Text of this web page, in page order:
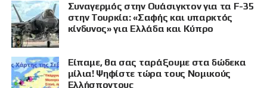
Συναγερμός στην Ουάσιγκτον για τα F-35
στην Τουρκία: «Σαφής και υπαρκτός
κίνδυνος» για Ελλάδα και Κύπρο
Είπαμε, θα σας ταράξουμε στα δώδεκα
μίλια! Ψηφίστε τώρα τους Νομικούς
Ελλήσποντους